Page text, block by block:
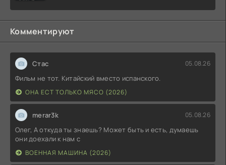
Комментируют
Стас 05.08.26
Фильм не тот. Китайский вместо испанского.
ОНА ЕСТ ТОЛЬКО МЯСО (2026)
merar3k 05.08.26
Олег, А откуда ты знаешь? Может быть и есть, думаешь
они доехали к нам с
ВОЕННАЯ МАШИНА (2026)